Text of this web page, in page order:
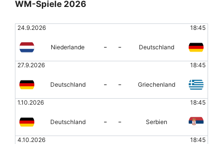
WM-Spiele 2026
24.9.2026 18:45
Niederlande - - Deutschland
27.9.2026 18:45
Deutschland - - Griechenland
1.10.2026 18:45
Deutschland - - Serbien
4.10.2026 18:45